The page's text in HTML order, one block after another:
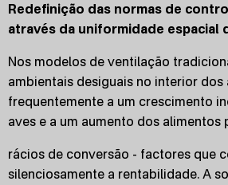
Redefinição das normas de
através da uniformidade espacial
Nos modelos de ventilação
ambientais desiguais no interior
frequentemente a um crescimento
aves e a um aumento dos alimentos
rácios de conversão - factores que
silenciosamente a rentabilidade. A